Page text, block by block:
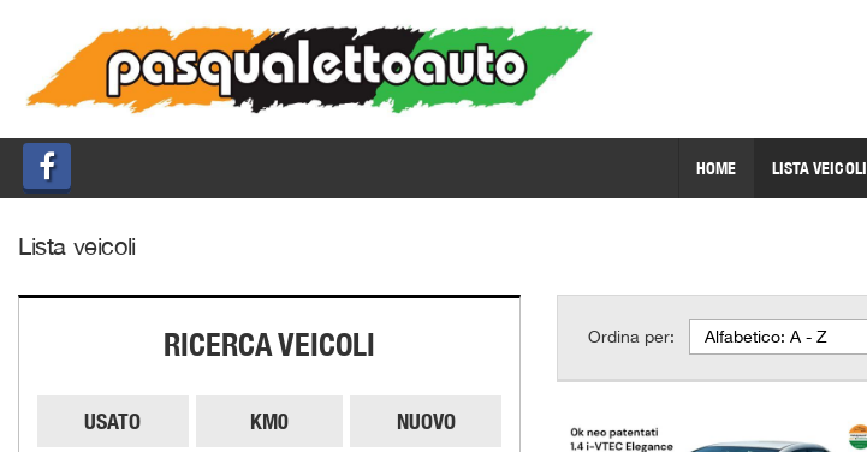
LISTA VEICOLI
ACQUISTIAMO USATO
ASSISTENZA
HOME LISTA VEICOLI
Lista veicoli
RICERCA VEICOLI
USATO KM0 NUOVO
Ordina per: